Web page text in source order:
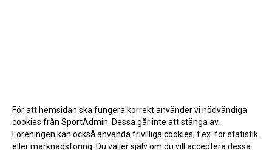
För att hemsidan ska fungera korrekt använder vi nödvändiga
cookies från SportAdmin. Dessa går inte att stänga av.
Föreningen kan också använda frivilliga cookies, t.ex. för statistik
eller marknadsföring. Du väljer själv om du vill acceptera dessa.